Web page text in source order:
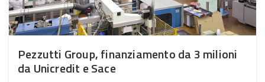
Pezzutti Group, finanziamento da 3 milioni
da Unicredit e Sace